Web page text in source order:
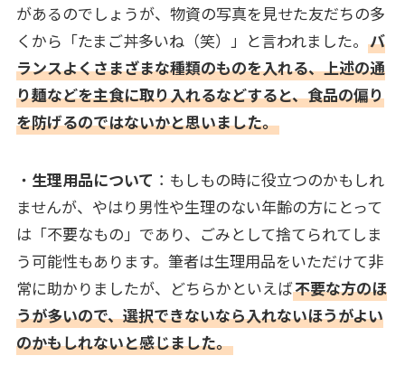
があるのでしょうが、物資の写真を見せた友だちの多
くから「たまご丼多いね（笑）」と言われました。 バ
ランスよくさまざまな種類のものを入れる、上述の通
り麺などを主食に取り入れるなどすると、食品の偏り
を防げるのではないかと思いました。
・ 生理用品について ：もしもの時に役立つのかもしれ
ませんが、やはり男性や生理のない年齢の方にとって
は「不要なもの」であり、ごみとして捨てられてしま
う可能性もあります。筆者は生理用品をいただけて非
常に助かりましたが、どちらかといえば不要な方のほ
うが多いので、選択できないなら入れないほうがよい
のかもしれないと感じました。